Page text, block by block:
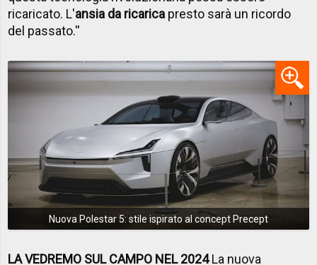
ricaricato. L'ansia da ricarica presto sarà un ricordo
del passato.''
Nuova Polestar 5: stile ispirato al concept Precept
LA VEDREMO SUL CAMPO NEL 2024La nuova